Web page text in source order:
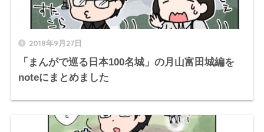
2018年9月27日
「まんがで巡る日本100名城」の月山富田城編を
noteにまとめました